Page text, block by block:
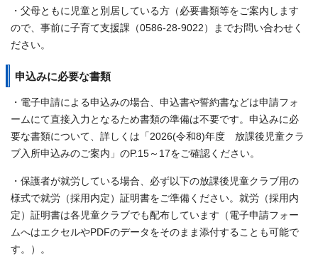
・父母ともに児童と別居している方（必要書類等をご案内します
ので、事前に子育て支援課（0586-28-9022）までお問い合わせく
ださい。
申込みに必要な書類
・電子申請による申込みの場合、申込書や誓約書などは申請フォ
ームにて直接入力となるため書類の準備は不要です。申込みに必
要な書類について、詳しくは「2026(令和8)年度 放課後児童クラ
ブ入所申込みのご案内」のP.15～17をご確認ください。
・保護者が就労している場合、必ず以下の放課後児童クラブ用の
様式で就労（採用内定）証明書をご準備ください。就労（採用内
定）証明書は各児童クラブでも配布しています（電子申請フォー
ムへはエクセルやPDFのデータをそのまま添付することも可能で
す。）。